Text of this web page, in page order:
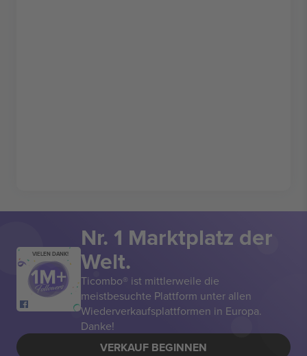
VIELEN DANK!
Nr. 1 Marktplatz der
Welt.
Ticombo® ist mittlerweile die
meistbesuchte Plattform unter allen
Wiederverkaufsplattformen in Europa.
Danke!
VERKAUF BEGINNEN